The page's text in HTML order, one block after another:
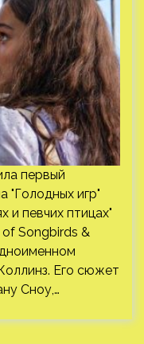
первый
"Голодных игр"
и певчих птицах"
Songbirds &
Его сюжет
Сноу,…